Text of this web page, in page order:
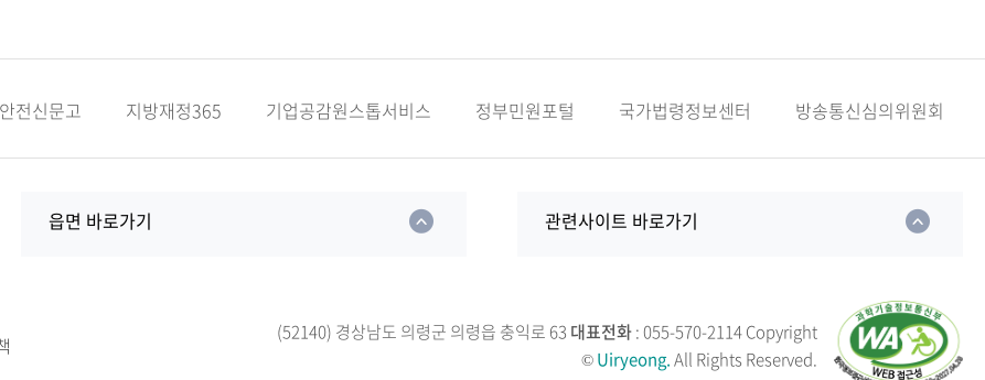
안전신문고 지방재정365 기업공감원스톱서비스 정부민원포털 국가법령정보센터 방송통신심의위원회
읍면 바로가기 관련사이트 바로가기
(52140) 경상남도 의령군 의령읍 충익로 63 대표전화: 055-570-2114Copyright
©Uiryeong.All Rights Reserved.